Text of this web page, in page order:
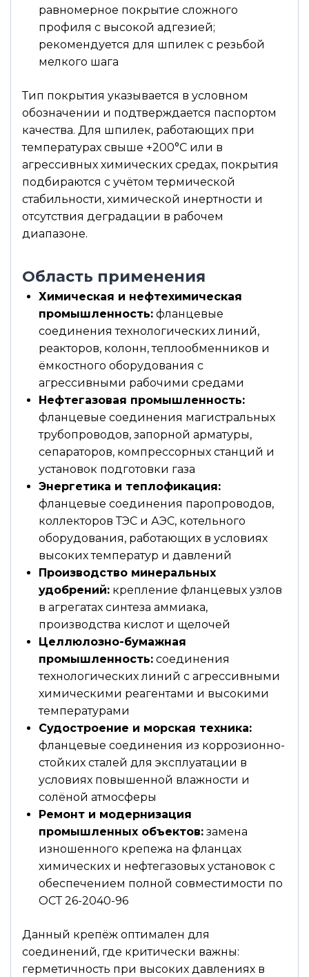
равномерное покрытие сложного
профиля с высокой адгезией;
рекомендуется для шпилек с резьбой
мелкого шага
Тип покрытия указывается в условном
обозначении и подтверждается паспортом
качества. Для шпилек, работающих при
температурах свыше +200°С или в
агрессивных химических средах, покрытия
подбираются с учётом термической
стабильности, химической инертности и
отсутствия деградации в рабочем
диапазоне.
Область применения
Химическая и нефтехимическая
промышленность: фланцевые
соединения технологических линий,
реакторов, колонн, теплообменников и
ёмкостного оборудования с
агрессивными рабочими средами
Нефтегазовая промышленность:
фланцевые соединения магистральных
трубопроводов, запорной арматуры,
сепараторов, компрессорных станций и
установок подготовки газа
Энергетика и теплофикация:
фланцевые соединения паропроводов,
коллекторов ТЭС и АЭС, котельного
оборудования, работающих в условиях
высоких температур и давлений
Производство минеральных
удобрений: крепление фланцевых узлов
в агрегатах синтеза аммиака,
производства кислот и щелочей
Целлюлозно-бумажная
промышленность: соединения
технологических линий с агрессивными
химическими реагентами и высокими
температурами
Судостроение и морская техника:
фланцевые соединения из коррозионно-
стойких сталей для эксплуатации в
условиях повышенной влажности и
солёной атмосферы
Ремонт и модернизация
промышленных объектов: замена
изношенного крепежа на фланцах
химических и нефтегазовых установок с
обеспечением полной совместимости по
ОСТ 26-2040-96
Данный крепёж оптимален для
соединений, где критически важны:
герметичность при высоких давлениях в